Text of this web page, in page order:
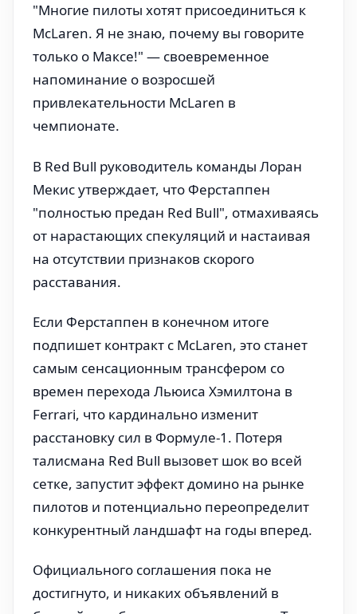
"Многие пилоты хотят присоединиться к
McLaren. Я не знаю, почему вы говорите
только о Максе!" — своевременное
напоминание о возросшей
привлекательности McLaren в
чемпионате.
В Red Bull руководитель команды Лоран
Мекис утверждает, что Ферстаппен
"полностью предан Red Bull", отмахиваясь
от нарастающих спекуляций и настаивая
на отсутствии признаков скорого
расставания.
Если Ферстаппен в конечном итоге
подпишет контракт с McLaren, это станет
самым сенсационным трансфером со
времен перехода Льюиса Хэмилтона в
Ferrari, что кардинально изменит
расстановку сил в Формуле-1. Потеря
талисмана Red Bull вызовет шок во всей
сетке, запустит эффект домино на рынке
пилотов и потенциально переопределит
конкурентный ландшафт на годы вперед.
Официального соглашения пока не
достигнуто, и никаких объявлений в